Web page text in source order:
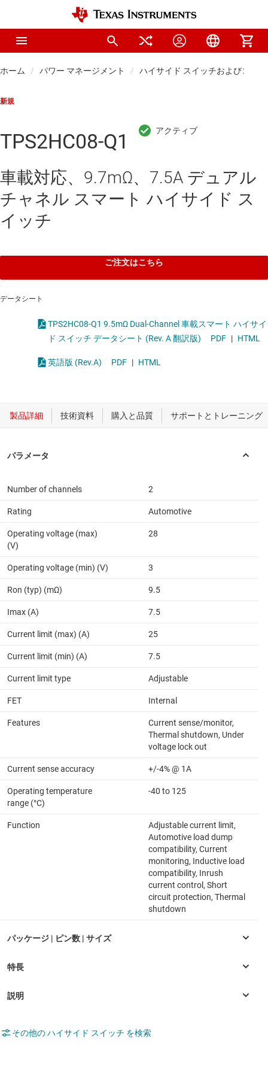
ホーム パワー マネージメント ハイサイド スイッチおよびコン
新規
TPS2HC08-Q1
車載対応、9.7mΩ、7.5A デュアル
チャネル スマート ハイサイド ス
イッチ
ご注文はこちら
データシート
TPS2HC08-Q1 9.5mΩ Dual-Channel 車載スマート ハイサイ
ド スイッチ データシート (Rev. A 翻訳版)
PDF | HTML
英語版 (Rev.A) PDF | HTML
Number of channels 2
Rating Automotive
Operating voltage (max)
(V)
28
Operating voltage (min) (V) 3
Ron (typ) (mΩ) 9.5
Imax (A) 7.5
Current limit (max) (A) 25
Current limit (min) (A) 7.5
Current limit type Adjustable
FET Internal
Features
Current sense/monitor,
Thermal shutdown, Under
voltage lock out
Current sense accuracy +/-4% @ 1A
Operating temperature
range (°C)
-40 to 125
Function
Adjustable current limit,
Automotive load dump
compatibility, Current
monitoring, Inductive load
compatibility, Inrush
current control, Short
circuit protection, Thermal
shutdown
その他の ハイサイド スイッチ を検索